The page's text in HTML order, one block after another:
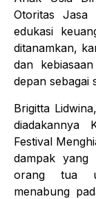
Otoritas Jasa
edukasi
ditanamkan,
dan
depan sebagai
Brigitta
diadakannya
Festival
dampak
orang tua
menabung